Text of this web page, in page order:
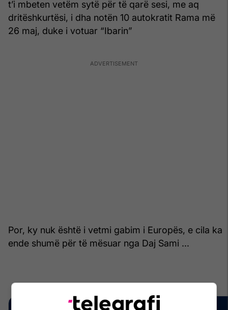
t’i mbeten vetëm sytë për të qarë sesi, me aq
dritëshkurtësi, i dha notën 10 autokratit Rama më
26 maj, duke i votuar “Ibarin”
Por, ky nuk është i vetmi gabim i Europës, e cila ka
ende shumë për të mësuar nga Daj Sami ...